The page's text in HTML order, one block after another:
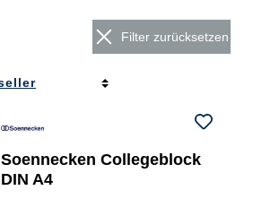
Filter zurücksetzen
Soennecken Collegeblock
DIN A4